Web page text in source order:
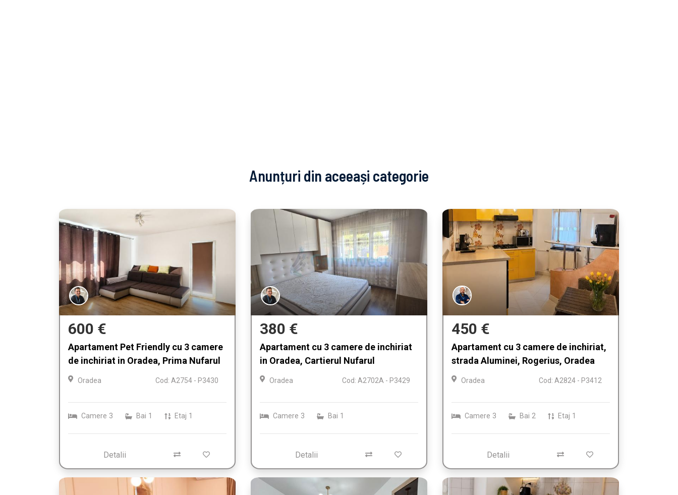
Anunțuri din aceeași categorie
600 €
Apartament Pet Friendly cu 3 camere
de inchiriat in Oradea, Prima Nufarul
Oradea Cod: A2754 - P3430
Camere 3 Bai 1 Etaj 1
Detalii
380 €
Apartament cu 3 camere de inchiriat
in Oradea, Cartierul Nufarul
Oradea Cod: A2702A - P3429
Camere 3 Bai 1
Detalii
450 €
Apartament cu 3 camere de inchiriat,
strada Aluminei, Rogerius, Oradea
Oradea Cod: A2824 - P3412
Camere 3 Bai 2 Etaj 1
Detalii